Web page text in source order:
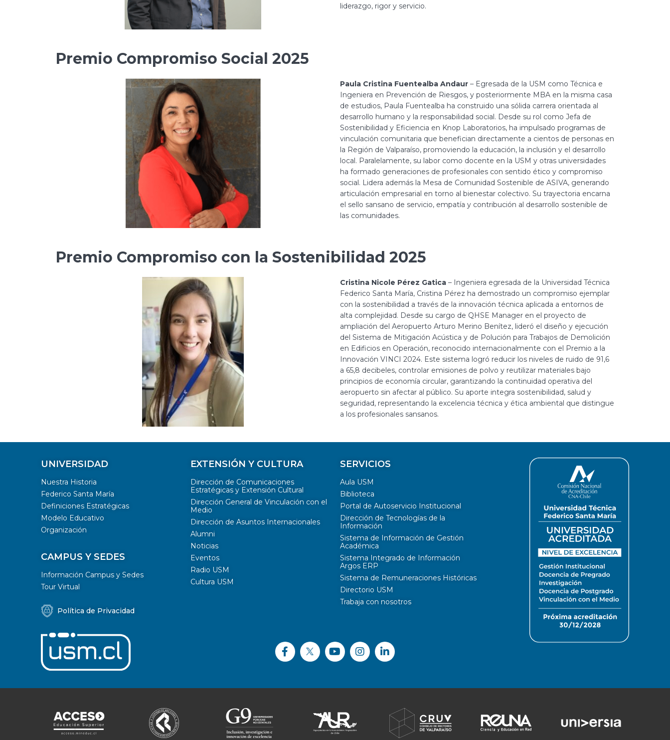
liderazgo, rigor y servicio.
Premio Compromiso Social 2025
Paula Cristina Fuentealba Andaur – Egresada de la USM como Técnica e
Ingeniera en Prevención de Riesgos, y posteriormente MBA en la misma casa
de estudios, Paula Fuentealba ha construido una sólida carrera orientada al
desarrollo humano y la responsabilidad social. Desde su rol como Jefa de
Sostenibilidad y Eficiencia en Knop Laboratorios, ha impulsado programas de
vinculación comunitaria que benefician directamente a cientos de personas en
la Región de Valparaíso, promoviendo la educación, la inclusión y el desarrollo
local. Paralelamente, su labor como docente en la USM y otras universidades
ha formado generaciones de profesionales con sentido ético y compromiso
social. Lidera además la Mesa de Comunidad Sostenible de ASIVA, generando
articulación empresarial en torno al bienestar colectivo. Su trayectoria encarna
el sello sansano de servicio, empatía y contribución al desarrollo sostenible de
las comunidades.
Premio Compromiso con la Sostenibilidad 2025
Cristina Nicole Pérez Gatica – Ingeniera egresada de la Universidad Técnica
Federico Santa María, Cristina Pérez ha demostrado un compromiso ejemplar
con la sostenibilidad a través de la innovación técnica aplicada a entornos de
alta complejidad. Desde su cargo de QHSE Manager en el proyecto de
ampliación del Aeropuerto Arturo Merino Benítez, lideró el diseño y ejecución
del Sistema de Mitigación Acústica y de Polución para Trabajos de Demolición
en Edificios en Operación, reconocido internacionalmente con el Premio a la
Innovación VINCI 2024. Este sistema logró reducir los niveles de ruido de 91,6
a 65,8 decibeles, controlar emisiones de polvo y reutilizar materiales bajo
principios de economía circular, garantizando la continuidad operativa del
aeropuerto sin afectar al público. Su aporte integra sostenibilidad, salud y
seguridad, representando la excelencia técnica y ética ambiental que distingue
a los profesionales sansanos.
UNIVERSIDAD
Nuestra Historia
Federico Santa María
Definiciones Estratégicas
Modelo Educativo
Organización
CAMPUS Y SEDES
Información Campus y Sedes
Tour Virtual
Política de Privacidad
EXTENSIÓN Y CULTURA
Dirección de Comunicaciones
Estratégicas y Extensión Cultural
Dirección General de Vinculación con el
Medio
Dirección de Asuntos Internacionales
Alumni
Noticias
Eventos
Radio USM
Cultura USM
SERVICIOS
Aula USM
Biblioteca
Portal de Autoservicio Institucional
Dirección de Tecnologías de la
Información
Sistema de Información de Gestión
Académica
Sistema Integrado de Información
Argos ERP
Sistema de Remuneraciones Históricas
Directorio USM
Trabaja con nosotros